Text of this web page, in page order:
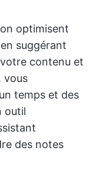
optimisent
suggérant
contenu et
vous
temps et des
outil
des notes